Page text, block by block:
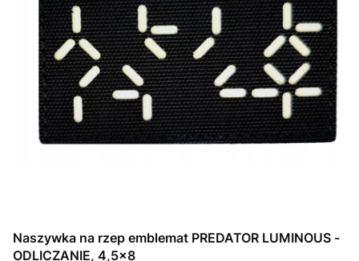
Naszywka na rzep emblemat PREDATOR LUMINOUS -
ODLICZANIE, 4,5x8